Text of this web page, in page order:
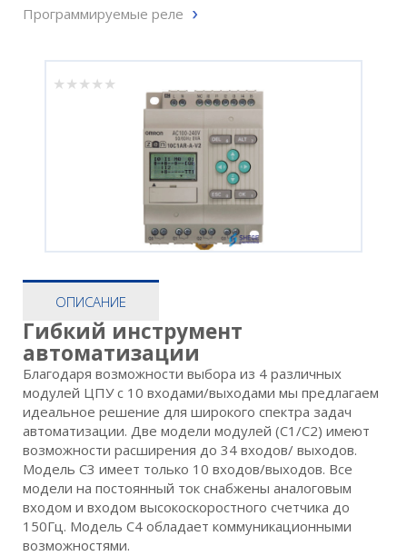
Программируемые реле
ОПИСАНИЕ
Гибкий инструмент
автоматизации
Благодаря возможности выбора из 4 различных
модулей ЦПУ с 10 входами/выходами мы предлагаем
идеальное решение для широкого спектра задач
автоматизации. Две модели модулей (С1/С2) имеют
возможности расширения до 34 входов/ выходов.
Модель С3 имеет только 10 входов/выходов. Все
модели на постоянный ток снабжены аналоговым
входом и входом высокоскоростного счетчика до
150Гц. Модель С4 обладает коммуникационными
возможностями.